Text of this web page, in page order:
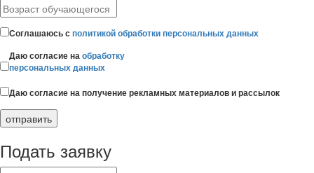
Соглашаюсь сполитикой обработки персональных данных
Даю согласие наобработку
персональных данных
Даю согласие на получение рекламных материалов и рассылок
Подать заявку